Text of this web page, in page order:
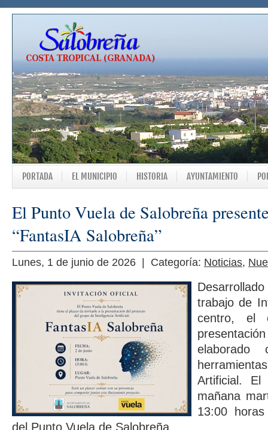
PORTADA EL MUNICIPIO HISTORIA AYUNTAMIENTO
El Punto Vuela de Salobreña
“FantasIA Salobreña”
Lunes, 1 de junio de 2026 | Categoría: Noticias,
trabajo de
centro, el
Artificial. El
mañana
13:00
del Punto Vuela de Salobreña